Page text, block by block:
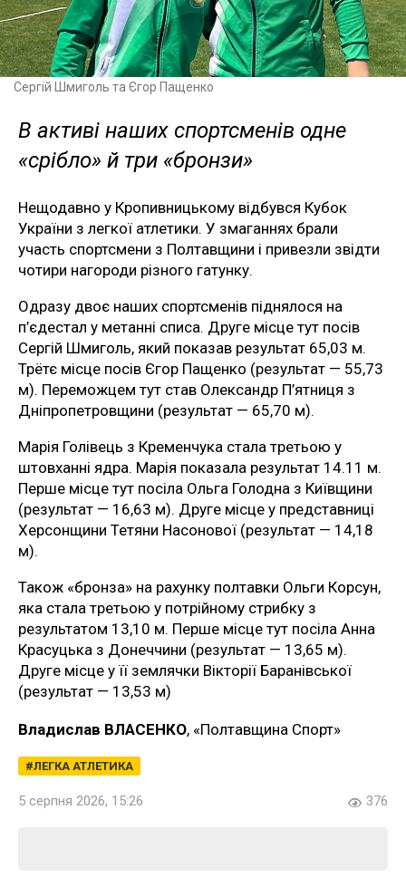
Сергій Шмиголь та Єгор Пащенко
В активі наших спортсменів одне
«срібло» й три «бронзи»
Нещодавно у Кропивницькому відбувся Кубок
України з легкої атлетики. У змаганнях брали
участь спортсмени з Полтавщини і привезли звідти
чотири нагороди різного гатунку.
Одразу двоє наших спортсменів піднялося на
п’єдестал у метанні списа. Друге місце тут посів
Сергій Шмиголь, який показав результат 65,03 м.
Трётє місце посів Єгор Пащенко (результат — 55,73
м). Переможцем тут став Олександр П’ятниця з
Дніпропетровщини (результат — 65,70 м).
Марія Голівець з Кременчука стала третьою у
штовханні ядра. Марія показала результат 14.11 м.
Перше місце тут посіла Ольга Голодна з Київщини
(результат — 16,63 м). Друге місце у представниці
Херсонщини Тетяни Насонової (результат — 14,18
м).
Також «бронза» на рахунку полтавки Ольги Корсун,
яка стала третьою у потрійному стрибку з
результатом 13,10 м. Перше місце тут посіла Анна
Красуцька з Донеччини (результат — 13,65 м).
Друге місце у її землячки Вікторії Баранівської
(результат — 13,53 м)
Владислав ВЛАСЕНКО, «Полтавщина Спорт»
ЛЕГКА АТЛЕТИКА
5 серпня 2026, 15:26 376